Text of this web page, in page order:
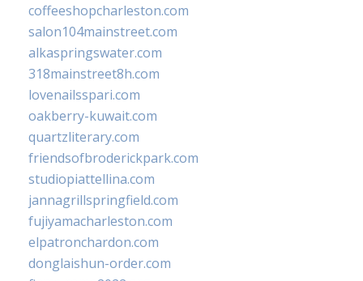
coffeeshopcharleston.com
salon104mainstreet.com
alkaspringswater.com
318mainstreet8h.com
lovenailsspari.com
oakberry-kuwait.com
quartzliterary.com
friendsofbroderickpark.com
studiopiattellina.com
jannagrillspringfield.com
fujiyamacharleston.com
elpatronchardon.com
donglaishun-order.com